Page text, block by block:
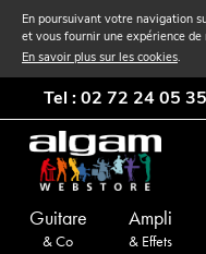
En poursuivant votre navigation
et vous fournir une expérience
En savoir plus sur les cookies.
Tel : 02 72 24 05 35
Guitare
& Co
Ampli
& Effets